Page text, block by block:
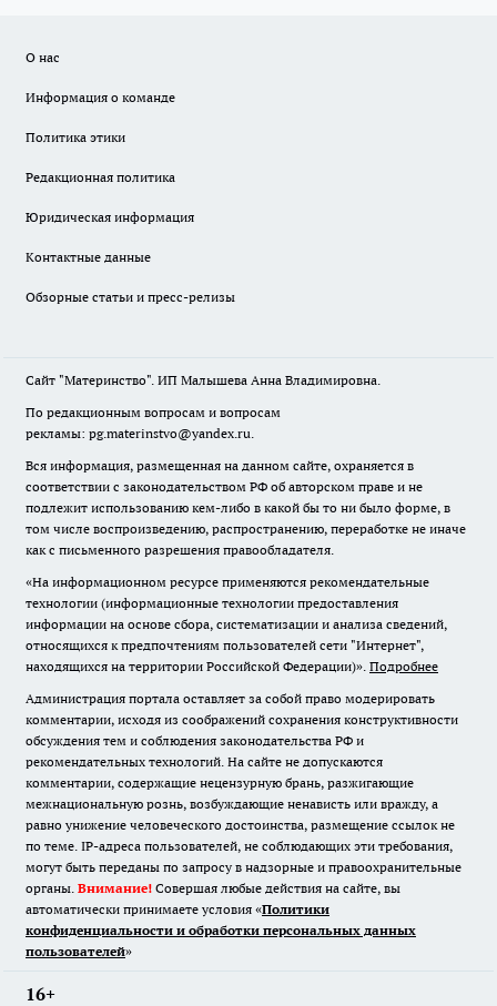
О нас
Информация о команде
Политика этики
Редакционная политика
Юридическая информация
Контактные данные
Обзорные статьи и пресс-релизы
Сайт "Материнство". ИП Малышева Анна Владимировна.
По редакционным вопросам и вопросам
рекламы: pg.materinstvo@yandex.ru.
Вся информация, размещенная на данном сайте, охраняется в
соответствии с законодательством РФ об авторском праве и не
подлежит использованию кем-либо в какой бы то ни было форме, в
том числе воспроизведению, распространению, переработке не иначе
как с письменного разрешения правообладателя.
«На информационном ресурсе применяются рекомендательные
технологии (информационные технологии предоставления
информации на основе сбора, систематизации и анализа сведений,
относящихся к предпочтениям пользователей сети "Интернет",
находящихся на территории Российской Федерации)». Подробнее
Администрация портала оставляет за собой право модерировать
комментарии, исходя из соображений сохранения конструктивности
обсуждения тем и соблюдения законодательства РФ и
рекомендательных технологий. На сайте не допускаются
комментарии, содержащие нецензурную брань, разжигающие
межнациональную рознь, возбуждающие ненависть или вражду, а
равно унижение человеческого достоинства, размещение ссылок не
по теме. IP-адреса пользователей, не соблюдающих эти требования,
могут быть переданы по запросу в надзорные и правоохранительные
органы. Внимание! Совершая любые действия на сайте, вы
автоматически принимаете условия «Политики
конфиденциальности и обработки персональных данных
пользователей»
16+